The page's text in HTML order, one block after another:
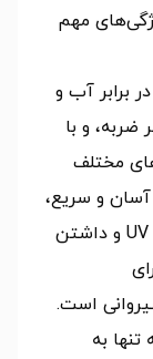
مهم
برابر آب و
ضربه، و با
مختلف
و سریع،
ظاهر زیبا و جذاب، مقاومت در برابر اشعه UV و داشتن
است.
به